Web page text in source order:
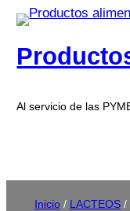
Al servicio de las
Inicio / LACTEOS/